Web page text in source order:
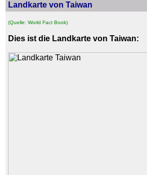
Landkarte von Taiwan
(Quelle: World Fact Book)
Dies ist die Landkarte von Taiwan: